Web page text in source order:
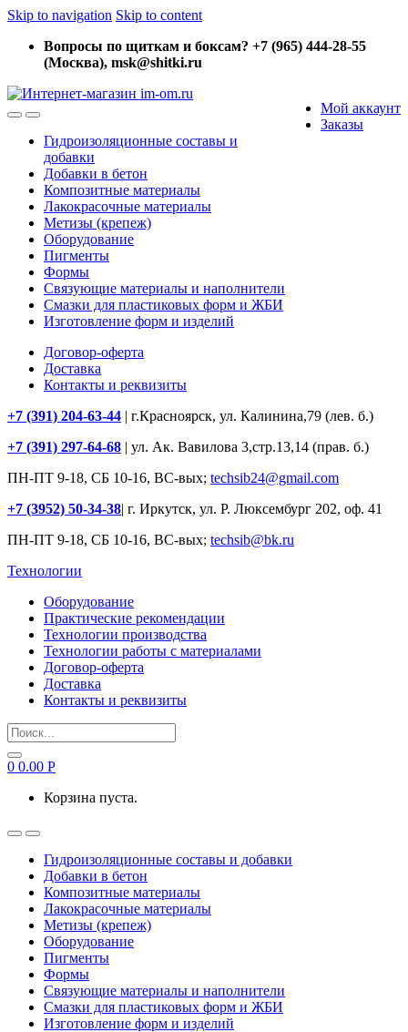
Skip to navigation Skip to content
Вопросы по щиткам и боксам? +7 (965) 444-28-55
(Москва), msk@shitki.ru
Мой аккаунт
Заказы
Гидроизоляционные составы и
добавки
Добавки в бетон
Композитные материалы
Лакокрасочные материалы
Метизы (крепеж)
Оборудование
Пигменты
Формы
Связующие материалы и наполнители
Смазки для пластиковых форм и ЖБИ
Изготовление форм и изделий
Договор-оферта
Доставка
Контакты и реквизиты
+7 (391) 204-63-44 | г.Красноярск, ул. Калинина,79 (лев. б.)
+7 (391) 297-64-68 | ул. Ак. Вавилова 3,стр.13,14 (прав. б.)
ПН-ПТ 9-18, СБ 10-16, ВС-вых; techsib24@gmail.com
+7 (3952) 50-34-38| г. Иркутск, ул. Р. Люксембург 202, оф. 41
ПН-ПТ 9-18, СБ 10-16, ВС-вых; techsib@bk.ru
Технологии
Оборудование
Практические рекомендации
Технологии производства
Технологии работы с материалами
Договор-оферта
Доставка
Контакты и реквизиты
Search
for:
0 0.00 Р
Корзина пуста.
Гидроизоляционные составы и добавки
Добавки в бетон
Композитные материалы
Лакокрасочные материалы
Метизы (крепеж)
Оборудование
Пигменты
Формы
Связующие материалы и наполнители
Смазки для пластиковых форм и ЖБИ
Изготовление форм и изделий